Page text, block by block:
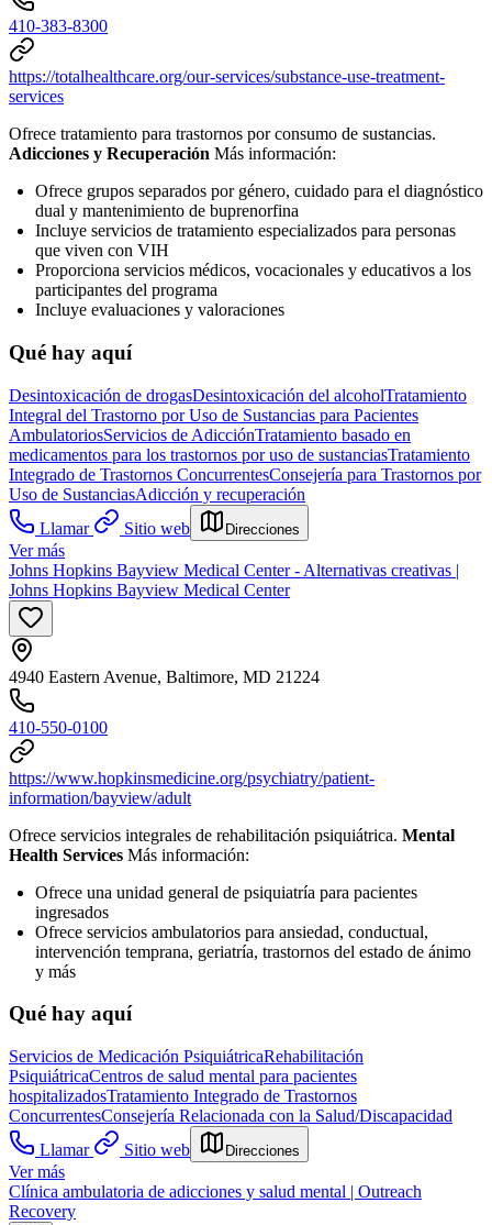
410-383-8300
https://totalhealthcare.org/our-services/substance-use-treatment-
services
Ofrece tratamiento para trastornos por consumo de sustancias.
Adicciones y Recuperación Más información:
Ofrece grupos separados por género, cuidado para el diagnóstico
dual y mantenimiento de buprenorfina
Incluye servicios de tratamiento especializados para personas
que viven con VIH
Proporciona servicios médicos, vocacionales y educativos a los
participantes del programa
Incluye evaluaciones y valoraciones
Qué hay aquí
Desintoxicación de drogasDesintoxicación del alcoholTratamiento
Integral del Trastorno por Uso de Sustancias para Pacientes
AmbulatoriosServicios de AdicciónTratamiento basado en
medicamentos para los trastornos por uso de sustanciasTratamiento
Integrado de Trastornos ConcurrentesConsejería para Trastornos por
Uso de SustanciasAdicción y recuperación
Llamar
Sitio web Direcciones
Ver más
Johns Hopkins Bayview Medical Center - Alternativas creativas |
Johns Hopkins Bayview Medical Center
4940 Eastern Avenue, Baltimore, MD 21224
410-550-0100
https://www.hopkinsmedicine.org/psychiatry/patient-
information/bayview/adult
Ofrece servicios integrales de rehabilitación psiquiátrica. Mental
Health Services Más información:
Ofrece una unidad general de psiquiatría para pacientes
ingresados
Ofrece servicios ambulatorios para ansiedad, conductual,
intervención temprana, geriatría, trastornos del estado de ánimo
y más
Qué hay aquí
Servicios de Medicación PsiquiátricaRehabilitación
PsiquiátricaCentros de salud mental para pacientes
hospitalizadosTratamiento Integrado de Trastornos
ConcurrentesConsejería Relacionada con la Salud/Discapacidad
Llamar
Sitio web Direcciones
Ver más
Clínica ambulatoria de adicciones y salud mental | Outreach
Recovery